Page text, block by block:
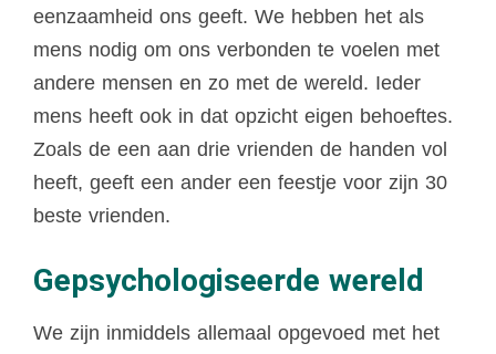
eenzaamheid ons geeft. We hebben het als
mens nodig om ons verbonden te voelen met
andere mensen en zo met de wereld. Ieder
mens heeft ook in dat opzicht eigen behoeftes.
Zoals de een aan drie vrienden de handen vol
heeft, geeft een ander een feestje voor zijn 30
beste vrienden.
Gepsychologiseerde wereld
We zijn inmiddels allemaal opgevoed met het